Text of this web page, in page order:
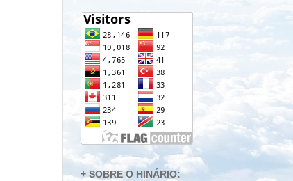
+ SOBRE O HINÁRIO: